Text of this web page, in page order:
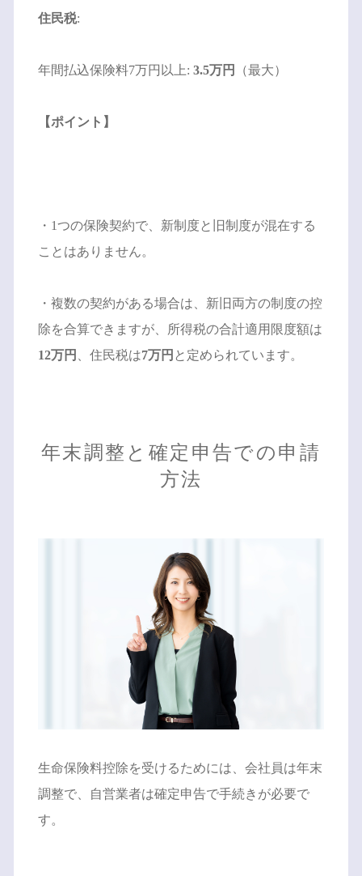
住民税:
年間払込保険料7万円以上: 3.5万円 （最大）
【ポイント】
・1つの保険契約で、新制度と旧制度が混在する
ことはありません。
・複数の契約がある場合は、新旧両方の制度の控
除を合算できますが、所得税の合計適用限度額は
12万円
、住民税は7万円 と定められています。
年末調整と確定申告での申請
方法
生命保険料控除を受けるためには、会社員は年末
調整で、自営業者は確定申告で手続きが必要で
す。